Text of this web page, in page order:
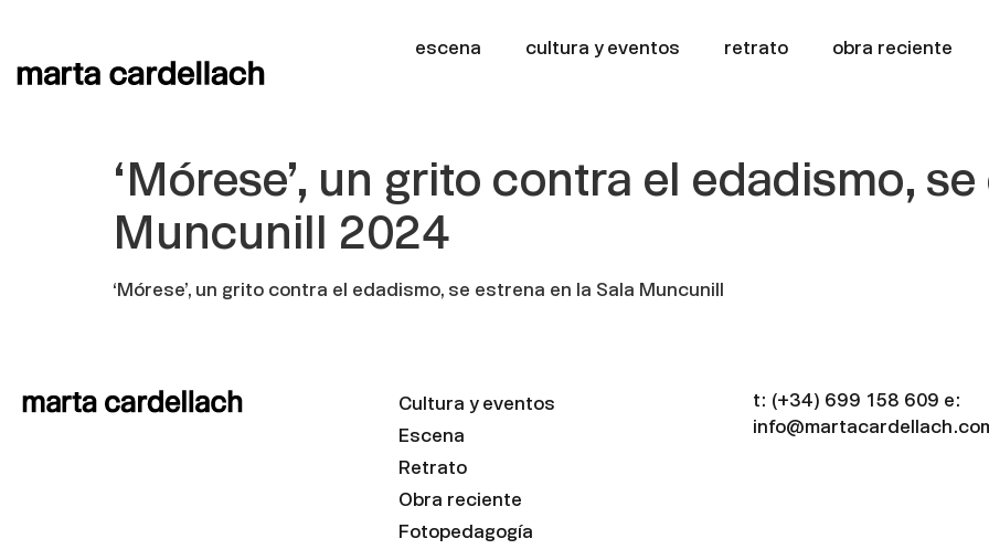
escena cultura y eventos retrato obra reciente
‘Mórese’, un grito contra el edadismo,
Muncunill 2024
‘Mórese’, un grito contra el edadismo, se estrena en la Sala Muncunill
Cultura y eventos
Escena
Retrato
Obra reciente
Fotopedagogía
t: (+34) 699 158 609 e: